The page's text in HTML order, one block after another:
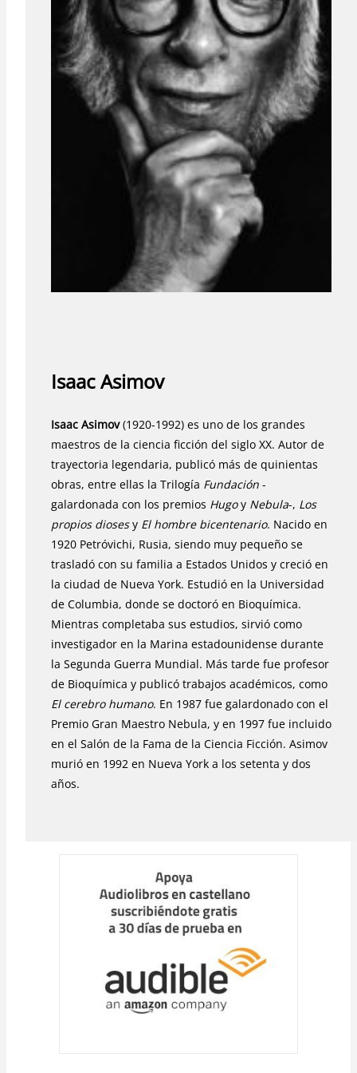
Isaac Asimov
Isaac Asimov(1920-1992) es uno de los grandes
maestros de la ciencia ficción del siglo XX. Autor de
trayectoria legendaria, publicó más de quinientas
obras, entre ellas la Trilogía Fundación -
galardonada con los premios Hugoy Nebula-, Los
propios diosesy El hombre bicentenario. Nacido en
1920 Petróvichi, Rusia, siendo muy pequeño se
trasladó con su familia a Estados Unidos y creció en
la ciudad de Nueva York. Estudió en la Universidad
de Columbia, donde se doctoró en Bioquímica.
Mientras completaba sus estudios, sirvió como
investigador en la Marina estadounidense durante
la Segunda Guerra Mundial. Más tarde fue profesor
de Bioquímica y publicó trabajos académicos, como
El cerebro humano. En 1987 fue galardonado con el
Premio Gran Maestro Nebula, y en 1997 fue incluido
en el Salón de la Fama de la Ciencia Ficción. Asimov
murió en 1992 en Nueva York a los setenta y dos
años.